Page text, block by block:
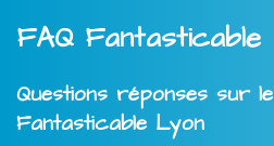
FAQ Fantasticable
Questions réponses sur le
Fantasticable Lyon